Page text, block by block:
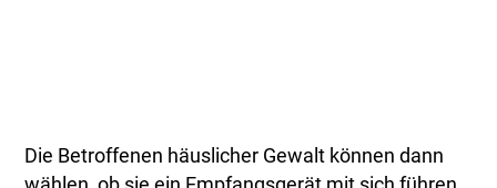
Die Betroffenen häuslicher Gewalt können dann